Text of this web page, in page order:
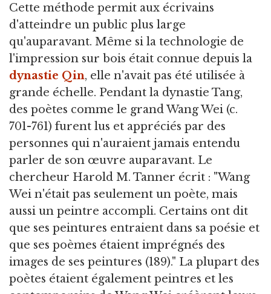
Cette méthode permit aux écrivains
d'atteindre un public plus large
qu'auparavant. Même si la technologie de
l'impression sur bois était connue depuis la
dynastie Qin, elle n'avait pas été utilisée à
grande échelle. Pendant la dynastie Tang,
des poètes comme le grand Wang Wei (c.
701-761) furent lus et appréciés par des
personnes qui n'auraient jamais entendu
parler de son œuvre auparavant. Le
chercheur Harold M. Tanner écrit : "Wang
Wei n'était pas seulement un poète, mais
aussi un peintre accompli. Certains ont dit
que ses peintures entraient dans sa poésie et
que ses poèmes étaient imprégnés des
images de ses peintures (189)." La plupart des
poètes étaient également peintres et les